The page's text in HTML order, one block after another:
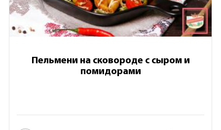
Пельмени на сковороде с сыром и
помидорами